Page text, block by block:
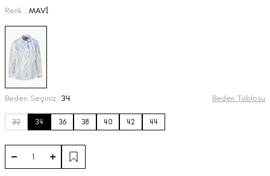
Renk : MAVİ
Beden Seçiniz :34 Beden Tablosu
32 34 36 38 40 42 44